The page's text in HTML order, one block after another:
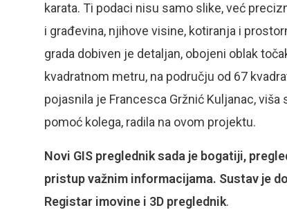
karata. Ti podaci nisu samo slike, već
i građevina, njihove visine, kotiranja i
grada dobiven je detaljan, obojeni oblak
kvadratnom metru, na području od 67
pojasnila je Francesca Gržnić Kuljanac,
pomoć kolega, radila na ovom projektu.
Novi GIS preglednik sada je bogatiji,
pristup važnim informacijama. Sustav je
Registar imovine i 3D preglednik.